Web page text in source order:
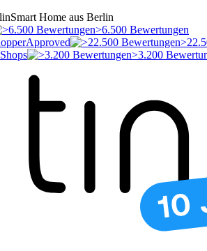
Smart Home aus Berlin
>6.500 Bewertungen
>3.200